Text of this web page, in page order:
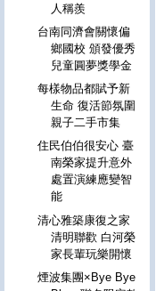
人稱羨
台南同濟會關懷偏
鄉國校 頒發優秀
兒童圓夢獎學金
每樣物品都賦予新
生命 復活節氛圍
親子二手市集
住民伯伯很安心 臺
南榮家提升意外
處置演練應變智
能
清心雅築康復之家
清明聯歡 白河榮
家長輩玩樂開懷
煙波集團×Bye Bye